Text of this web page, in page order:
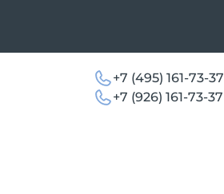
+7 (495) 161-73-37
+7 (926) 161-73-37